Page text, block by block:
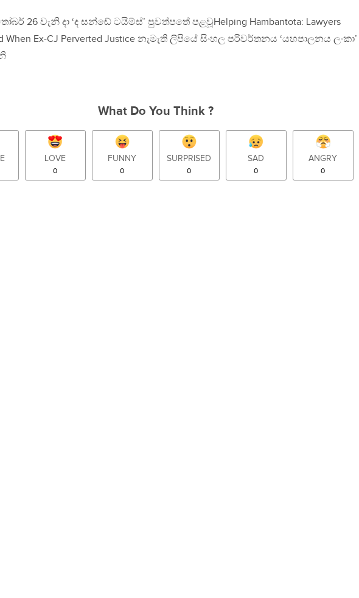
26 වැනි දා ‘ද සන්ඬේ ටයිම්ස්’ පුවත්පතේ පළවූHelping Hambantota: Lawyers
When Ex-CJ Perverted Justice නැමැති ලිපියේ සිංහල පරිවර්තනය ‘යහපාලනය ලංකා’
What Do You Think ?
LOVE
0
FUNNY
0
SURPRISED
0
SAD
0
ANGRY
0